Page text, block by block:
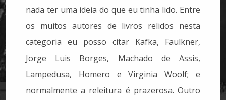
nada ter uma ideia do que eu tinha lido. Entre
os muitos autores de livros relidos nesta
categoria eu posso citar Kafka, Faulkner,
Jorge Luis Borges, Machado de Assis,
Lampedusa, Homero e Virginia Woolf; e
normalmente a releitura é prazerosa. Outro